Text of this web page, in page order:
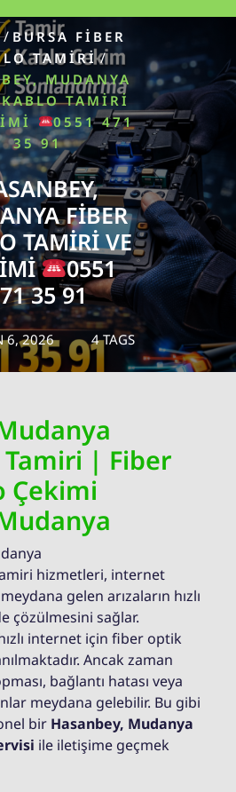
/ BURSA FİBER
TAMİRİ/
MUDANYA
TAMIRI
0551 471
35 91
FIBER
TAMIRI VE
0551
35 91
6, 2026 4 TAGS
Tamiri | Fiber
Çekimi
hizmetleri, internet
gelen arızaların hızlı
çözülmesini sağlar.
internet için fiber optik
Ancak zaman
bağlantı hatası veya
meydana gelebilir. Bu gibi
bir Hasanbey, Mudanya
ile iletişime geçmek